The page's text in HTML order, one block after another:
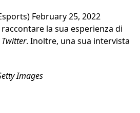
February 25, 2022
la sua esperienza di
Twitter. Inoltre, una sua intervista
Images